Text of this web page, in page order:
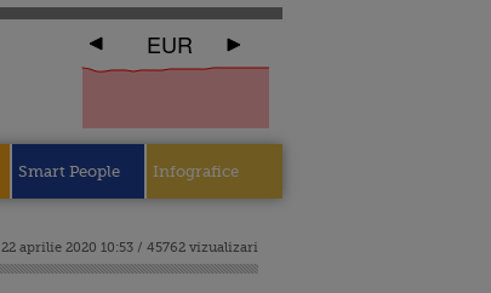
EUR
Smart People Infografice
22 aprilie 2020 10:53 / 45762 vizualizari